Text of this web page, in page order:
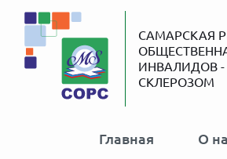
САМАРСКАЯ
ИНВАЛИДОВ
СКЛЕРОЗОМ
Главная О